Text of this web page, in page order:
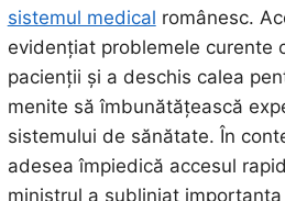
sistemul medical românesc.
evidențiat problemele curente
pacienții și a deschis calea
menite să îmbunătățească
sistemului de sănătate. În
adesea împiedică accesul
ministrul a subliniat